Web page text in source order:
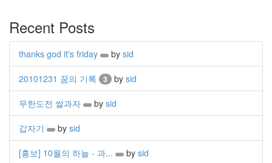
Recent Posts
thanks god it's friday by sid
20101231 꿈의 기록 3 by sid
무한도전 쌀과자 by sid
갑자기 by sid
[홍보] 10월의 하늘 - 과... by sid